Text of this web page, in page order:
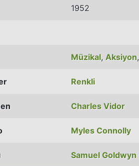
1952
Müzikal, Aksiyon,
Renkli
Charles Vidor
Myles Connolly
Samuel Goldwyn